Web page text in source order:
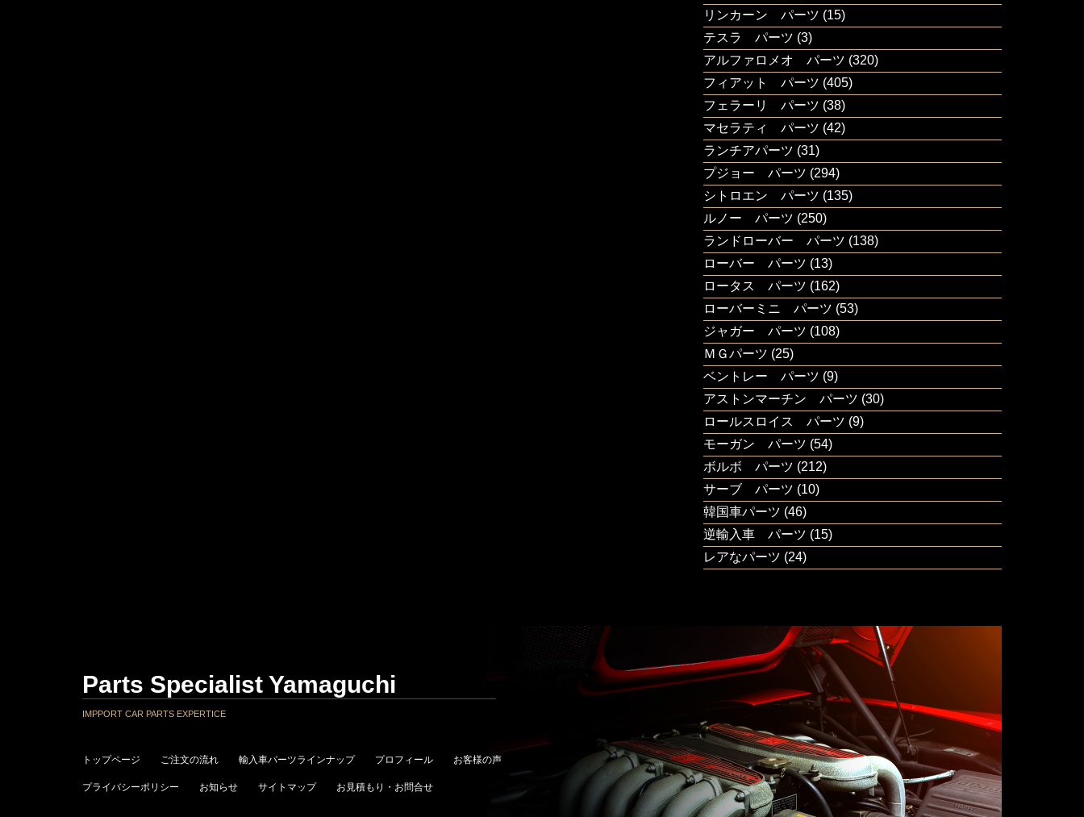
リンカーン パーツ (15)
テスラ パーツ (3)
アルファロメオ パーツ (320)
フィアット パーツ (405)
フェラーリ パーツ (38)
マセラティ パーツ (42)
ランチアパーツ (31)
プジョー パーツ (294)
シトロエン パーツ (135)
ルノー パーツ (250)
ランドローバー パーツ (138)
ローバー パーツ (13)
ロータス パーツ (162)
ローバーミニ パーツ (53)
ジャガー パーツ (108)
ＭＧパーツ (25)
ベントレー パーツ (9)
アストンマーチン パーツ (30)
ロールスロイス パーツ (9)
モーガン パーツ (54)
ボルボ パーツ (212)
サーブ パーツ (10)
韓国車パーツ (46)
逆輸入車 パーツ (15)
レアなパーツ (24)
Parts Specialist Yamaguchi
IMPPORT CAR PARTS EXPERTICE
トップページ ご注文の流れ 輸入車パーツラインナップ プロフィール お客様の声
プライバシーポリシー お知らせ サイトマップ お見積もり・お問合せ